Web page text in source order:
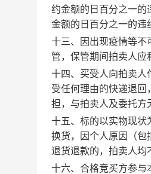
约金额的日百分之一的
金额的日百分之一的违
十三、因出现疫情等不
管，保管期间拍卖人应
十四、买受人向拍卖人
受任何理由的快递退回
担，与拍卖人及委托方
十五、标的以实物现状
换货，因个人原因（包
退货退款的，拍卖人均
十六、合格竞买方参与